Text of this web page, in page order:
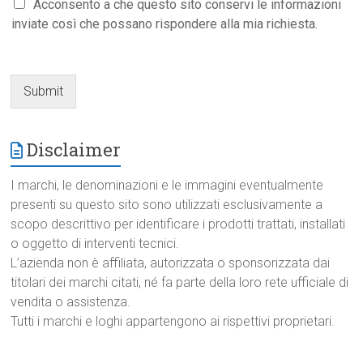
Acconsento a che questo sito conservi le informazioni
inviate così che possano rispondere alla mia richiesta.
Submit
Disclaimer
I marchi, le denominazioni e le immagini eventualmente
presenti su questo sito sono utilizzati esclusivamente a
scopo descrittivo per identificare i prodotti trattati, installati
o oggetto di interventi tecnici.
L’azienda non è affiliata, autorizzata o sponsorizzata dai
titolari dei marchi citati, né fa parte della loro rete ufficiale di
vendita o assistenza.
Tutti i marchi e loghi appartengono ai rispettivi proprietari.